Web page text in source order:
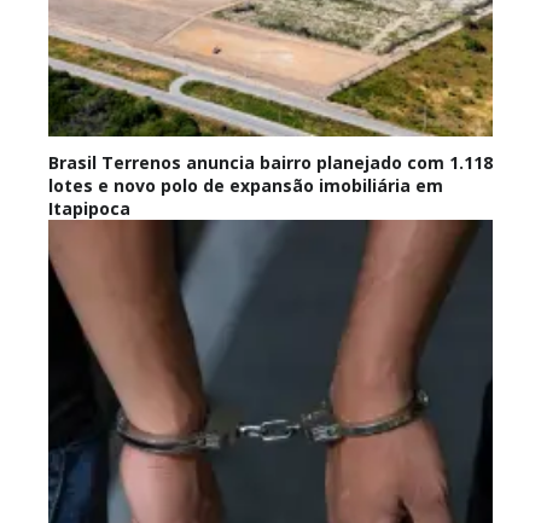
Brasil Terrenos anuncia bairro planejado com 1.118
lotes e novo polo de expansão imobiliária em
Itapipoca